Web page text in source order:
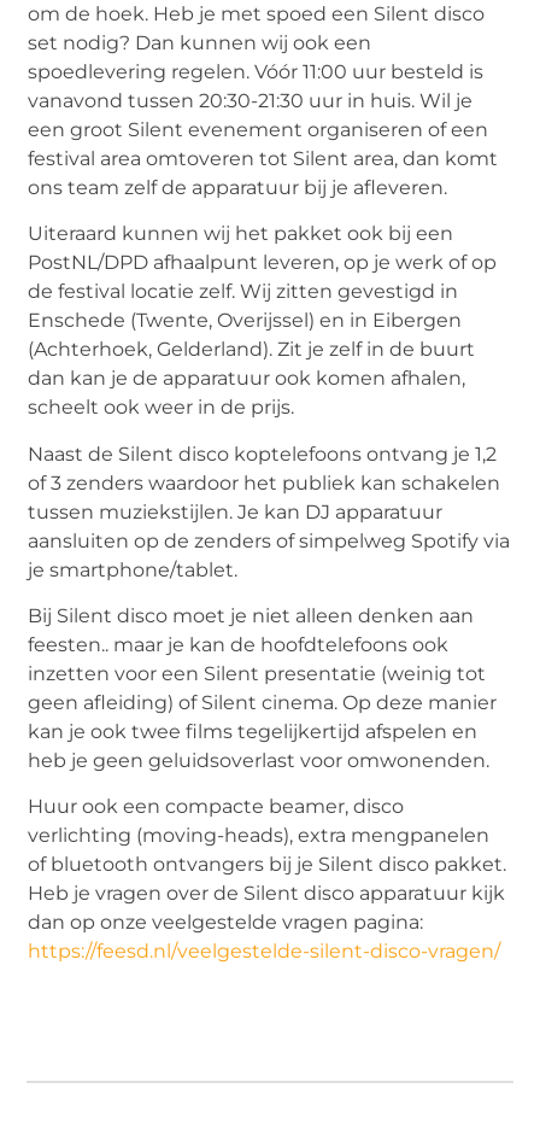
om de hoek. Heb je met spoed een Silent disco
set nodig? Dan kunnen wij ook een
spoedlevering regelen. Vóór 11:00 uur besteld is
vanavond tussen 20:30-21:30 uur in huis. Wil je
een groot Silent evenement organiseren of een
festival area omtoveren tot Silent area, dan komt
ons team zelf de apparatuur bij je afleveren.
Uiteraard kunnen wij het pakket ook bij een
PostNL/DPD afhaalpunt leveren, op je werk of op
de festival locatie zelf. Wij zitten gevestigd in
Enschede (Twente, Overijssel) en in Eibergen
(Achterhoek, Gelderland). Zit je zelf in de buurt
dan kan je de apparatuur ook komen afhalen,
scheelt ook weer in de prijs.
Naast de Silent disco koptelefoons ontvang je 1,2
of 3 zenders waardoor het publiek kan schakelen
tussen muziekstijlen. Je kan DJ apparatuur
aansluiten op de zenders of simpelweg Spotify via
je smartphone/tablet.
Bij Silent disco moet je niet alleen denken aan
feesten.. maar je kan de hoofdtelefoons ook
inzetten voor een Silent presentatie (weinig tot
geen afleiding) of Silent cinema. Op deze manier
kan je ook twee films tegelijkertijd afspelen en
heb je geen geluidsoverlast voor omwonenden.
Huur ook een compacte beamer, disco
verlichting (moving-heads), extra mengpanelen
of bluetooth ontvangers bij je Silent disco pakket.
Heb je vragen over de Silent disco apparatuur kijk
dan op onze veelgestelde vragen pagina:
https://feesd.nl/veelgestelde-silent-disco-vragen/